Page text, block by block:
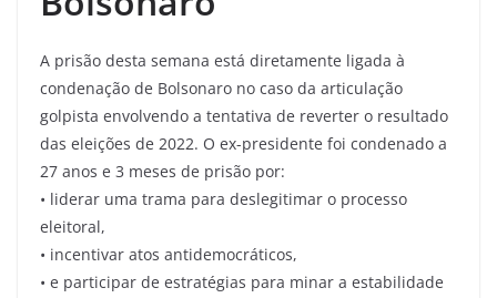
A prisão desta semana está diretamente ligada à
condenação de Bolsonaro no caso da articulação
golpista envolvendo a tentativa de reverter o resultado
das eleições de 2022. O ex-presidente foi condenado a
27 anos e 3 meses de prisão por:
• liderar uma trama para deslegitimar o processo
eleitoral,
• incentivar atos antidemocráticos,
• e participar de estratégias para minar a estabilidade